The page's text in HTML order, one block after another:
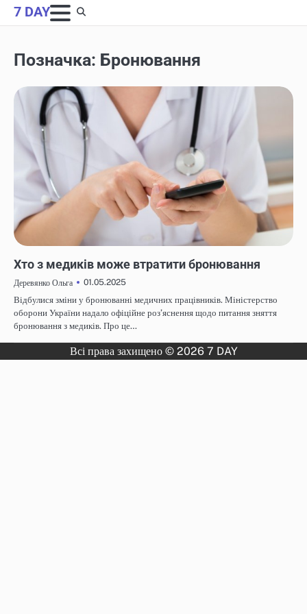
Skip
to
7 DAY
Позначка: Бронювання
Хто з медиків може втратити бронювання
Деревянко Ольга
01.05.2025
Відбулися зміни у бронюванні медичних працівників. Міністерство
оборони України надало офіційне роз’яснення щодо питання зняття
бронювання з медиків. Про це…
Всі права захищено © 2026 7 DAY